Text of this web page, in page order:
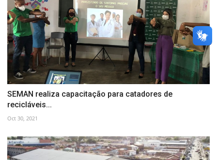
SEMAN realiza capacitação para catadores de
recicláveis...
Oct 30, 2021